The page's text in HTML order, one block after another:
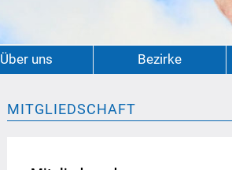
Über uns Bezirke
MITGLIEDSCHAFT